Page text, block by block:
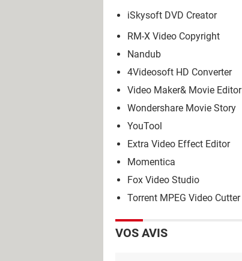
iSkysoft DVD Creator
RM-X Video Copyright
Nandub
4Videosoft HD Converter
Video Maker& Movie Editor
Wondershare Movie Story
YouTool
Extra Video Effect Editor
Momentica
Fox Video Studio
Torrent MPEG Video Cutter
VOS AVIS